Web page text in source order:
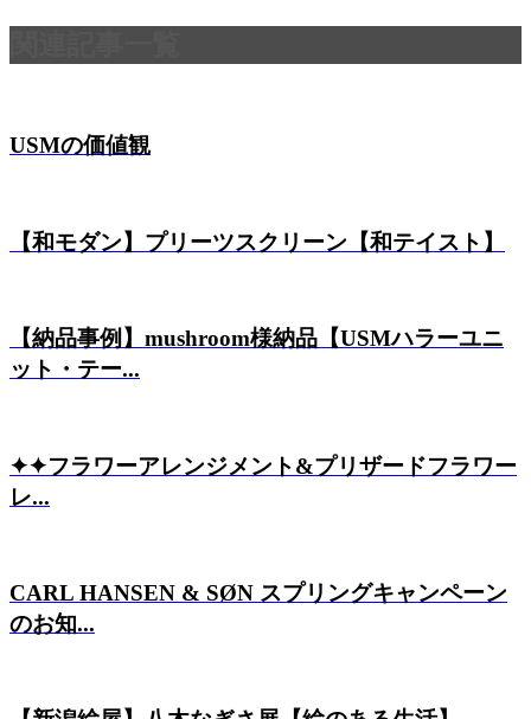
USMの価値観
【和モダン】プリーツスクリーン【和テイスト】
【納品事例】mushroom様納品【USMハラーユニ
ット・テー...
✦✦フラワーアレンジメント&プリザードフラワー
レ...
CARL HANSEN & SØN スプリングキャンペーン
のお知...